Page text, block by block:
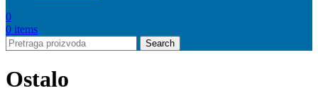
0
0 items
Search
Ostalo